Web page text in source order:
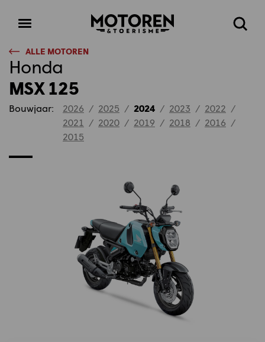
Open
Homepage Zoeken
ALLE MOTOREN
Honda
MSX 125
Bouwjaar: 2026 / 2025 / 2024 / 2023 / 2022 /
2021 / 2020 / 2019 / 2018 / 2016 /
2015